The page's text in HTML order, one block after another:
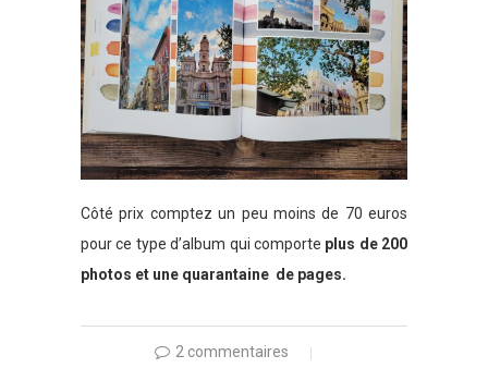
Côté prix comptez un peu moins de 70 euros
pour ce type d’album qui comporte plus de 200
photos et une quarantaine de pages.
2 commentaires